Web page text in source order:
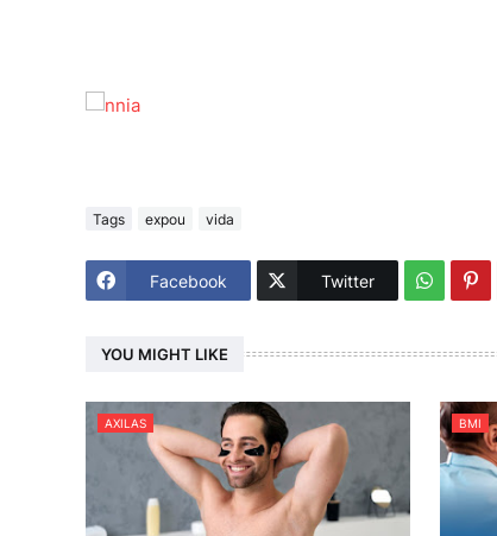
Tags expou vida
Facebook Twitter
YOU MIGHT LIKE
AXILAS BMI